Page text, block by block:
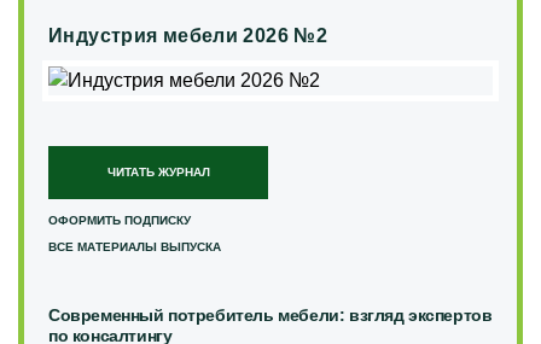
Индустрия мебели 2026 №2
ЧИТАТЬ ЖУРНАЛ
ОФОРМИТЬ ПОДПИСКУ
ВСЕ МАТЕРИАЛЫ ВЫПУСКА
Современный потребитель мебели: взгляд экспертов
по консалтингу